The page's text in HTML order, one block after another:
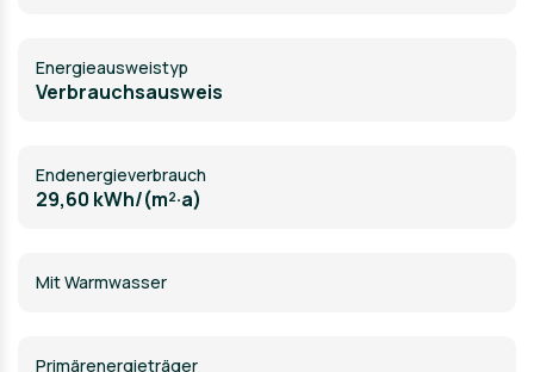
Energie­ausweistyp
Verbrauchsausweis
Endenergieverbrauch
29,60 kWh/(m²·a)
Mit Warmwasser
Primärenergieträger